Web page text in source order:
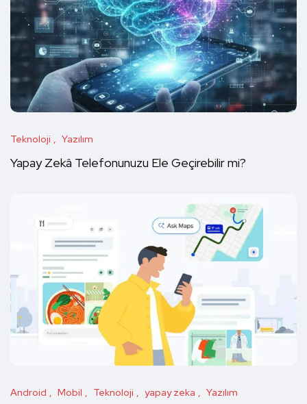
Teknoloji Yazılım
Yapay Zekâ Telefonunuzu Ele Geçirebilir mi?
Android Mobil Teknoloji yapay zeka Yazılım